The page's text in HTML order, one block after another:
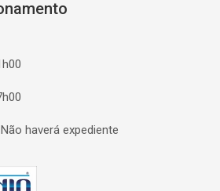
Não haverá expediente